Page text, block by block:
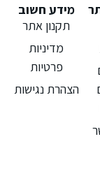
מידע חשוב
תקנון אתר
מדיניות
פרטיות
הצהרת נגישות